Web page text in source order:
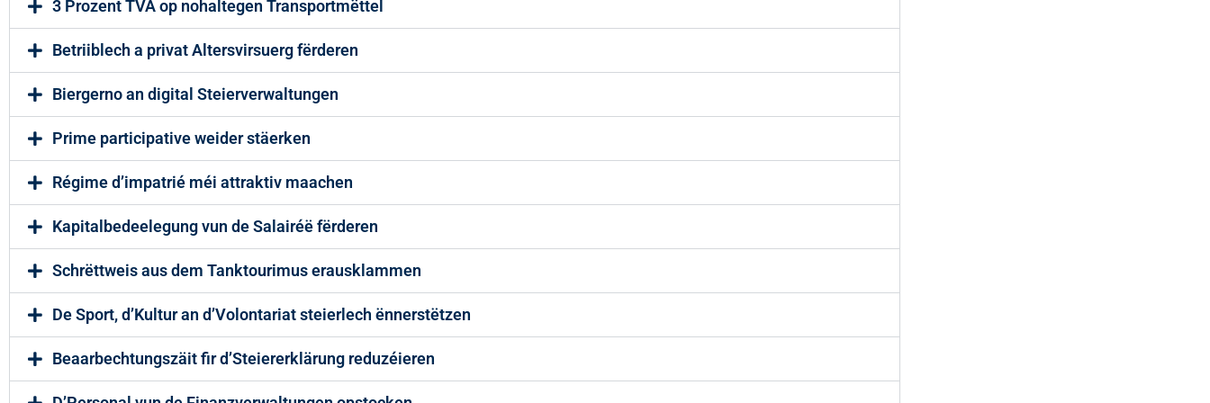
3 Prozent TVA op nohaltegen Transportmëttel
Betriiblech a privat Altersvirsuerg fërderen
Biergerno an digital Steierverwaltungen
Prime participative weider stäerken
Régime d’impatrié méi attraktiv maachen
Kapitalbedeelegung vun de Salairéë fërderen
Schrëttweis aus dem Tanktourimus erausklammen
De Sport, d’Kultur an d’Volontariat steierlech ënnerstëtzen
Beaarbechtungszäit fir d’Steiererklärung reduzéieren